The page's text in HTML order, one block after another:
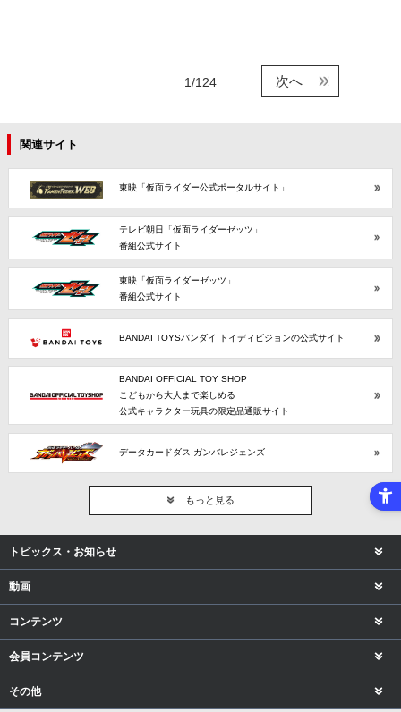
1/124 次へ
関連サイト
東映「仮面ライダー公式ポータルサイト」
テレビ朝日「仮面ライダーゼッツ」
番組公式サイト
東映「仮面ライダーゼッツ」
番組公式サイト
BANDAI TOYSバンダイ トイディビジョンの公式サイト
BANDAI OFFICIAL TOY SHOP
こどもから大人まで楽しめる
公式キャラクター玩具の限定品通販サイト
データカードダス ガンバレジェンズ
もっと見る
トピックス・お知らせ
動画
コンテンツ
会員コンテンツ
その他